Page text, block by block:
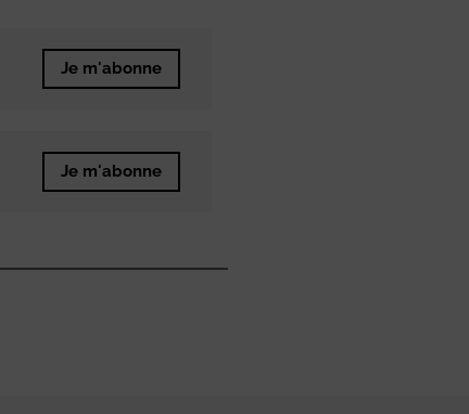
Je m'abonne
Je m'abonne